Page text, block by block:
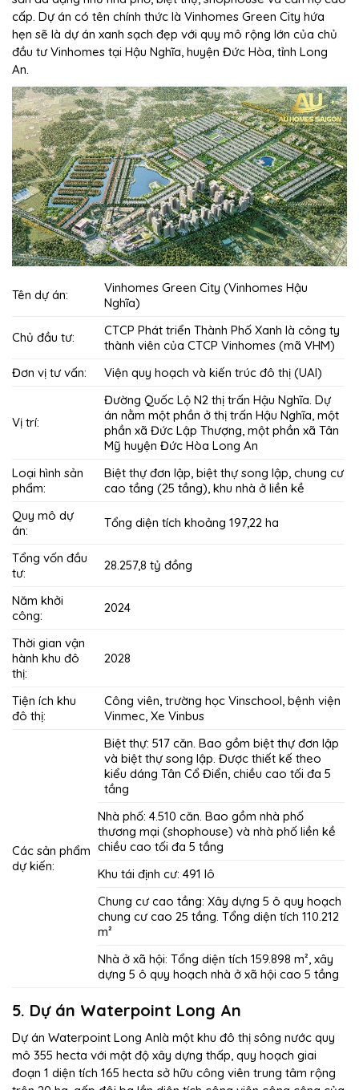
cấp. Dự án có tên chính thức là Vinhomes Green City hứa
hẹn sẽ là dự án xanh sạch đẹp với quy mô rộng lớn của chủ
đầu tư Vinhomes tại Hậu Nghĩa, huyện Đức Hòa, tỉnh Long
An.
Tên dự án:
Vinhomes Green City (Vinhomes Hậu
Nghĩa)
Chủ đầu tư:
CTCP Phát triển Thành Phố Xanh là công ty
thành viên của CTCP Vinhomes (mã VHM)
Đơn vị tư vấn:
Viện quy hoạch và kiến trúc đô thị (UAI)
Vị trí:
Đường Quốc Lộ N2 thị trấn Hậu Nghĩa. Dự
án nằm một phần ở thị trấn Hậu Nghĩa, một
phần xã Đức Lập Thượng, một phần xã Tân
Mỹ huyện Đức Hòa Long An
Loại hình sản
phẩm:
Biệt thự đơn lập, biệt thự song lập, chung cư
cao tầng (25 tầng), khu nhà ở liền kề
Quy mô dự
án:
Tổng diện tích khoảng 197,22 ha
Tổng vốn đầu
tư:
28.257,8 tỷ đồng
Năm khởi
công:
2024
Thời gian vận
hành khu đô
thị:
2028
Tiện ích khu
đô thị:
Công viên, trường học Vinschool, bệnh viện
Vinmec, Xe Vinbus
Các sản phẩm
dự kiến:
Biệt thự: 517 căn. Bao gồm biệt thự đơn lập
và biệt thự song lập. Được thiết kế theo
kiểu dáng Tân Cổ Điển, chiều cao tối đa 5
tầng
Nhà phố: 4.510 căn. Bao gồm nhà phố
thương mại (shophouse) và nhà phố liền kề
chiều cao tối đa 5 tầng
Khu tái định cư: 491 lô
Chung cư cao tầng: Xây dựng 5 ô quy hoạch
chung cư cao 25 tầng. Tổng diện tích 110.212
m²
Nhà ở xã hội: Tổng diện tích 159.898 m², xây
dựng 5 ô quy hoạch nhà ở xã hội cao 5 tầng
5. Dự án Waterpoint Long An
Dự án Waterpoint Long Anlà một khu đô thị sông nước quy
mô 355 hecta với mật độ xây dựng thấp, quy hoạch giai
đoạn 1 diện tích 165 hecta sở hữu công viên trung tâm rộng